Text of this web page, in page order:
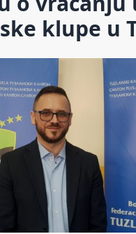
klupe u